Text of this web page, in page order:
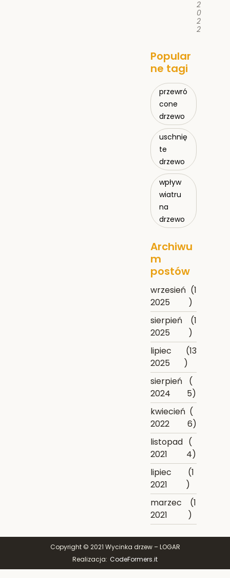
2
0
2
2
Popular
ne tagi
przewró
cone
drzewo
uschnię
te
drzewo
wpływ
wiatru
na
drzewo
Archiwu
m
postów
wrzesień
2025
(1
)
sierpień
2025
(1
)
lipiec
2025
(13
)
sierpień
2024
(
5)
kwiecień
2022
(
6)
listopad
2021
(
4)
lipiec
2021
(1
)
marzec
2021
(1
)
Copyright © 2021 Wycinka drzew – LOGAR
Realizacja: CodeFormers.it